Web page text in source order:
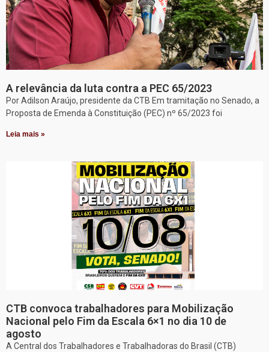
A relevância da luta contra a PEC 65/2023
Por Adilson Araújo, presidente da CTB Em tramitação no Senado, a
Proposta de Emenda à Constituição (PEC) nº 65/2023 foi
Leia mais »
CTB convoca trabalhadores para Mobilização
Nacional pelo Fim da Escala 6×1 no dia 10 de
agosto
A Central dos Trabalhadores e Trabalhadoras do Brasil (CTB)